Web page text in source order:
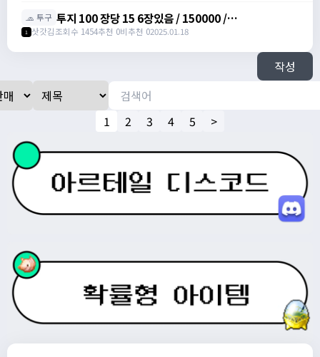
🧢 투구 투지 100 장당 15 6장있음 / 150000 /
https://open.kakao.com/o/szVItdbh
1 삿갓김조회수 1454추천 0비추천 02025.01.18
작성
1 2 3 4 5 >